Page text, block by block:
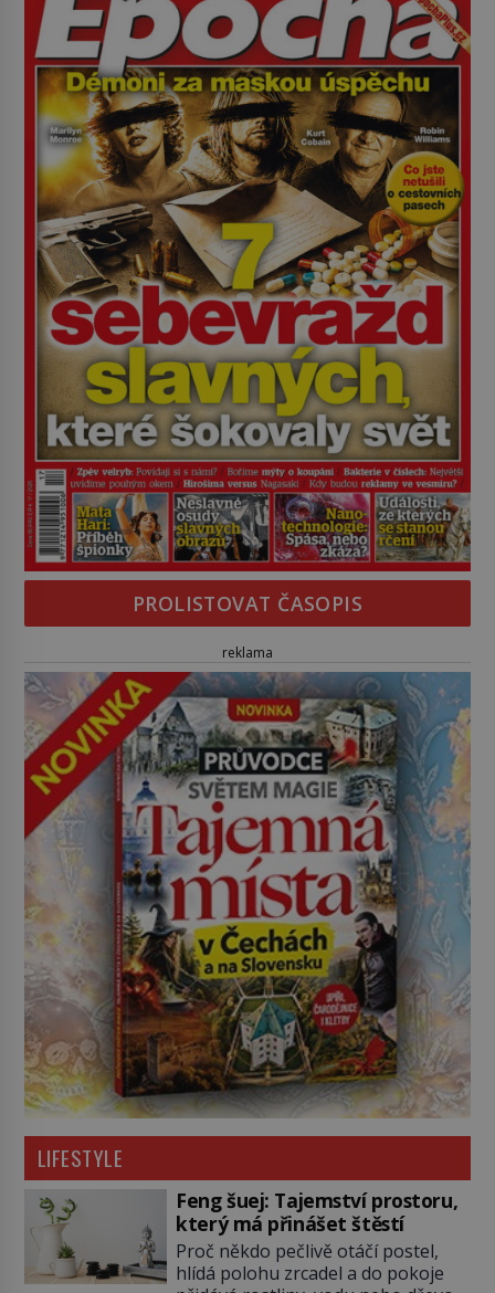
PROLISTOVAT ČASOPIS
reklama
LIFESTYLE
Feng šuej: Tajemství prostoru,
který má přinášet štěstí
Proč někdo pečlivě otáčí postel,
hlídá polohu zrcadel a do pokoje